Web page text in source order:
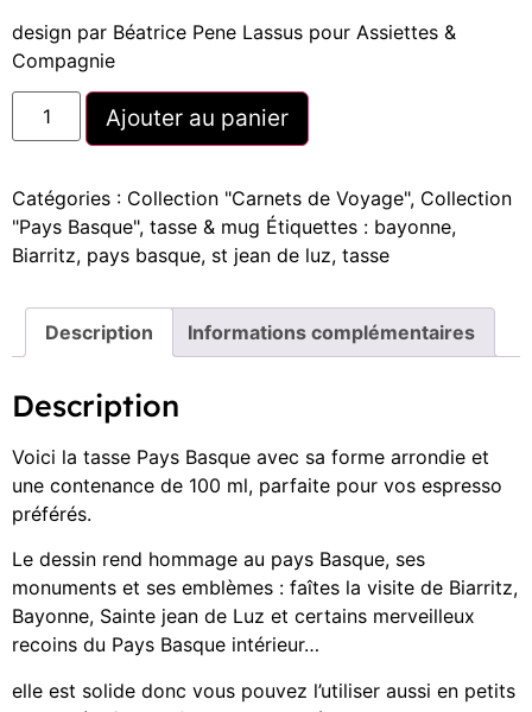
design par Béatrice Pene Lassus pour Assiettes &
Compagnie
Ajouter au panier
Catégories : Collection "Carnets de Voyage", Collection
"Pays Basque", tasse & mug Étiquettes : bayonne,
Biarritz, pays basque, st jean de luz, tasse
Description Informations complémentaires
Description
Voici la tasse Pays Basque avec sa forme arrondie et
une contenance de 100 ml, parfaite pour vos espresso
préférés.
Le dessin rend hommage au pays Basque, ses
monuments et ses emblèmes : faîtes la visite de Biarritz,
Bayonne, Sainte jean de Luz et certains merveilleux
recoins du Pays Basque intérieur…
elle est solide donc vous pouvez l’utiliser aussi en petits